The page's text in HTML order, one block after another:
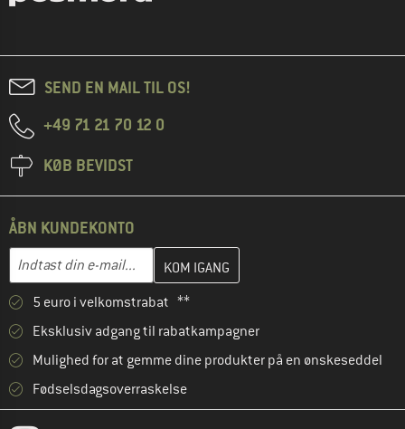
SEND EN MAIL TIL OS!
+49 71 21 70 12 0
KØB BEVIDST
ÅBN KUNDEKONTO
Indtast din e-mail...
Indtast din e-mailadresse her, og opret i næste trin din
5 euro i velkomstrabat **
Eksklusiv adgang til rabatkampagner
Mulighed for at gemme dine produkter på en ønskeseddel
Fødselsdagsoverraskelse